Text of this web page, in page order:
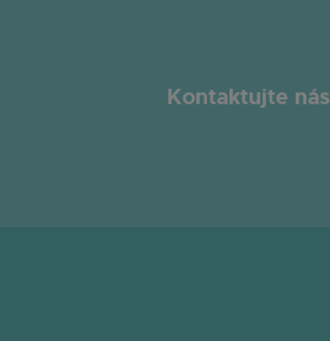
Kontaktujte nás